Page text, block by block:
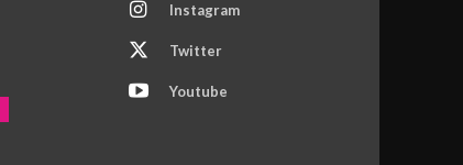
Instagram
Twitter
Youtube